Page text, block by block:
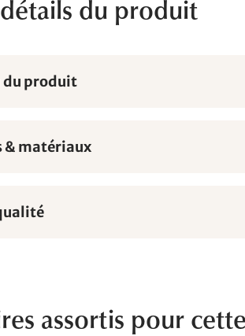
détails du produit
du produit
& matériaux
assortis pour